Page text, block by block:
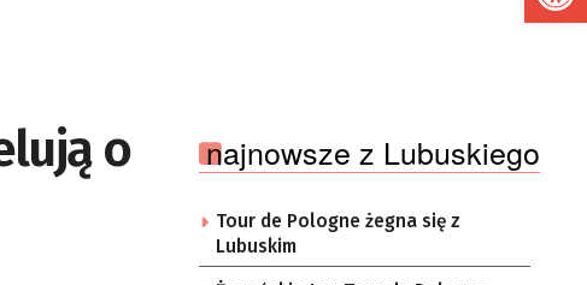
o
najnowsze z Lubuskiego
Tour de Pologne żegna się z
Lubuskim